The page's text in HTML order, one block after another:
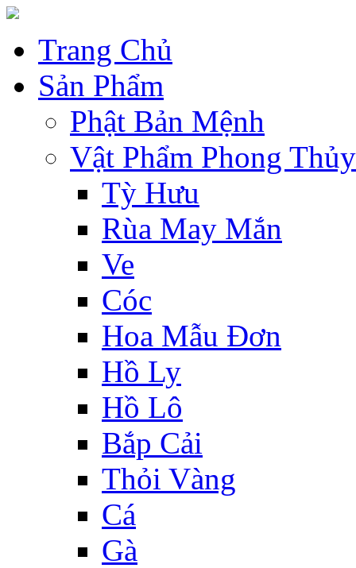
Trang Chủ
Sản Phẩm
Phật Bản Mệnh
Vật Phẩm Phong Thủy
Tỳ Hưu
Rùa May Mắn
Ve
Cóc
Hoa Mẫu Đơn
Hồ Ly
Hồ Lô
Bắp Cải
Thỏi Vàng
Cá
Gà